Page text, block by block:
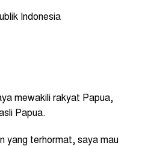
Indonesia
mewakili rakyat Papua,
Papua.
yang terhormat, saya mau